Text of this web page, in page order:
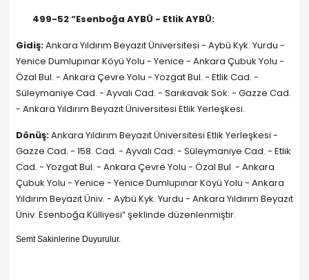
499-52 “Esenboğa AYBÜ - Etlik AYBÜ:
Gidiş:Ankara Yıldırım Beyazıt Üniversitesi - Aybü Kyk. Yurdu -
Yenice Dumlupınar Köyü Yolu - Yenice - Ankara Çubuk Yolu -
Özal Bul. - Ankara Çevre Yolu - Yozgat Bul. - Etlik Cad. -
Süleymaniye Cad. - Ayvalı Cad. - Sarıkavak Sok. - Gazze Cad.
- Ankara Yıldırım Beyazıt Üniversitesi Etlik Yerleşkesi.
Dönüş:Ankara Yıldırım Beyazıt Üniversitesi Etlik Yerleşkesi -
Gazze Cad. - 158. Cad. - Ayvalı Cad. - Süleymaniye Cad. - Etlik
Cad. - Yozgat Bul. - Ankara Çevre Yolu - Özal Bul. - Ankara
Çubuk Yolu - Yenice - Yenice Dumlupınar Köyü Yolu - Ankara
Yıldırım Beyazıt Üniv. - Aybü Kyk. Yurdu - Ankara Yıldırım Beyazıt
Üniv. Esenboğa Külliyesi” şeklinde düzenlenmiştir.
Semt Sakinlerine Duyurulur.